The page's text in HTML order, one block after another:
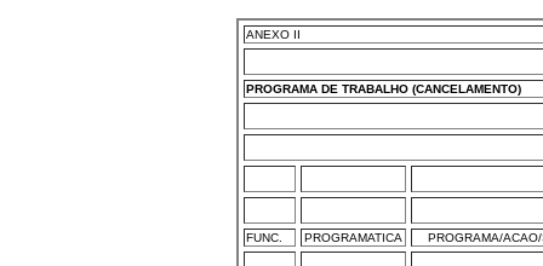
ANEXO II
PROGRAMA DE TRABALHO (CANCELAMENTO)
FUNC. PROGRAMATICA PROGRAMA/